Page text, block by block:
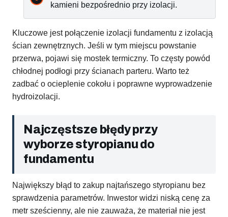
kamieni bezpośrednio przy izolacji.
Kluczowe jest połączenie izolacji fundamentu z izolacją
ścian zewnętrznych. Jeśli w tym miejscu powstanie
przerwa, pojawi się mostek termiczny. To częsty powód
chłodnej podłogi przy ścianach parteru. Warto też
zadbać o ocieplenie cokołu i poprawne wyprowadzenie
hydroizolacji.
Najczęstsze błędy przy
wyborze styropianu do
fundamentu
Największy błąd to zakup najtańszego styropianu bez
sprawdzenia parametrów. Inwestor widzi niską cenę za
metr sześcienny, ale nie zauważa, że materiał nie jest